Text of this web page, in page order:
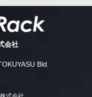
会社
Bld.